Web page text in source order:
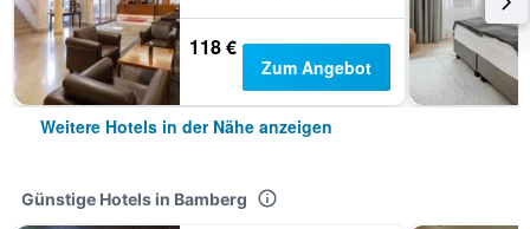
118 €
Zum Angebot
Weitere Hotels in der Nähe anzeigen
Günstige Hotels in Bamberg